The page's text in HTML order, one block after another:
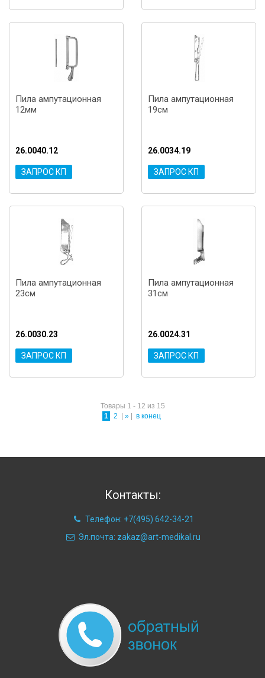
Пила ампутационная
12мм
26.0040.12
ЗАПРОС КП
Пила ампутационная
19см
26.0034.19
ЗАПРОС КП
Пила ампутационная
23см
26.0030.23
ЗАПРОС КП
Пила ампутационная
31см
26.0024.31
ЗАПРОС КП
Товары 1 - 12 из 15
1
2 » в конец
Контакты:
Телефон: +7(495) 642-34-21
Эл.почта: zakaz@art-medikal.ru